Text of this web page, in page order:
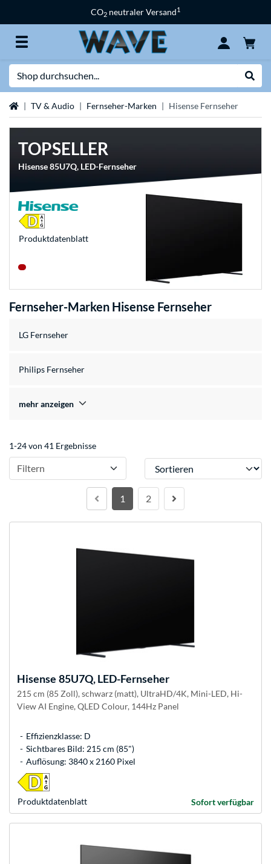
CO2 neutraler Versand1
StartseiteTV & Audio Fernseher-Marken Hisense Fernseher
TOPSELLER
Hisense 85U7Q, LED-Fernseher
Produkt­datenblatt
Fernseher-Marken Hisense Fernseher
LG Fernseher
Philips Fernseher
mehr anzeigen
1-24 von 41 Ergebnisse
Filtern Sortieren
1 2
Hisense 85U7Q, LED-Fernseher
215 cm (85 Zoll), schwarz (matt), UltraHD/4K, Mini-LED, Hi-
View AI Engine, QLED Colour, 144Hz Panel
Effizienzklasse: D
Sichtbares Bild: 215 cm (85")
Auflösung: 3840 x 2160 Pixel
Produkt­datenblatt Sofort verfügbar